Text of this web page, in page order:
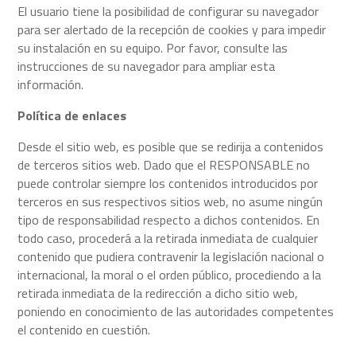
El usuario tiene la posibilidad de configurar su navegador
para ser alertado de la recepción de cookies y para impedir
su instalación en su equipo. Por favor, consulte las
instrucciones de su navegador para ampliar esta
información.
Política de enlaces
Desde el sitio web, es posible que se redirija a contenidos
de terceros sitios web. Dado que el RESPONSABLE no
puede controlar siempre los contenidos introducidos por
terceros en sus respectivos sitios web, no asume ningún
tipo de responsabilidad respecto a dichos contenidos. En
todo caso, procederá a la retirada inmediata de cualquier
contenido que pudiera contravenir la legislación nacional o
internacional, la moral o el orden público, procediendo a la
retirada inmediata de la redirección a dicho sitio web,
poniendo en conocimiento de las autoridades competentes
el contenido en cuestión.